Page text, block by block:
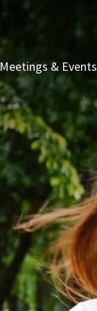
Meetings & Events